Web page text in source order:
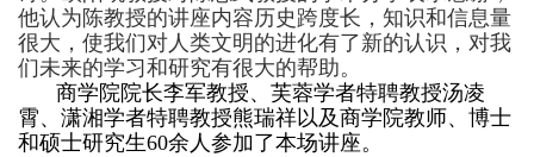
他认为陈教授的讲座内容历史跨度长，知识和信息量
很大，使我们对人类文明的进化有了新的认识，对我
们未来的学习和研究有很大的帮助。
商学院院长李军教授、芙蓉学者特聘教授汤凌
霄、潇湘学者特聘教授熊瑞祥以及商学院教师、博士
和硕士研究生60余人参加了本场讲座。